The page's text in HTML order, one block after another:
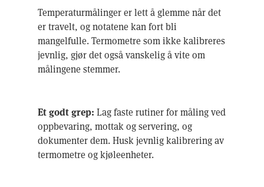
Temperaturmålinger er lett å glemme når det
er travelt, og notatene kan fort bli
mangelfulle. Termometre som ikke kalibreres
jevnlig, gjør det også vanskelig å vite om
målingene stemmer.
Et godt grep: Lag faste rutiner for måling ved
oppbevaring, mottak og servering, og
dokumenter dem. Husk jevnlig kalibrering av
termometre og kjøleenheter.